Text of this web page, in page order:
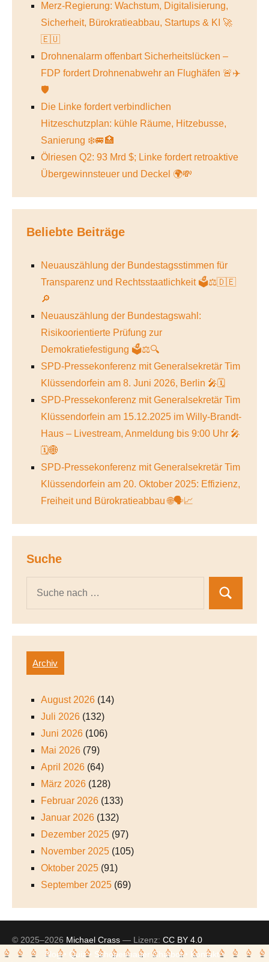
Merz-Regierung: Wachstum, Digitalisierung,
Sicherheit, Bürokratieabbau, Startups & KI 🚀
🇪🇺
Drohnenalarm offenbart Sicherheitslücken –
FDP fordert Drohnenabwehr an Flughäfen 🚨✈️
🛡️
Die Linke fordert verbindlichen
Hitzeschutzplan: kühle Räume, Hitzebusse,
Sanierung ❄️🚐🏥
Ölriesen Q2: 93 Mrd $; Linke fordert retroaktive
Übergewinnsteuer und Deckel 🌍💸
Beliebte Beiträge
Neuauszählung der Bundestagsstimmen für
Transparenz und Rechtsstaatlichkeit 🗳️⚖️🇩🇪
🔎
Neuauszählung der Bundestagswahl:
Risikoorientierte Prüfung zur
Demokratiefestigung 🗳️⚖️🔍
SPD-Pressekonferenz mit Generalsekretär Tim
Klüssendorfein am 8. Juni 2026, Berlin 🎤🗓️
SPD-Pressekonferenz mit Generalsekretär Tim
Klüssendorfein am 15.12.2025 im Willy-Brandt-
Haus – Livestream, Anmeldung bis 9:00 Uhr 🎤
🗓️🌐
SPD-Pressekonferenz mit Generalsekretär Tim
Klüssendorfein am 20. Oktober 2025: Effizienz,
Freiheit und Bürokratieabbau 🌐🗣️📈
Suche
Archiv
August 2026 (14)
Juli 2026 (132)
Juni 2026 (106)
Mai 2026 (79)
April 2026 (64)
März 2026 (128)
Februar 2026 (133)
Januar 2026 (132)
Dezember 2025 (97)
November 2025 (105)
Oktober 2025 (91)
September 2025 (69)
© 2025–2026 Michael Crass — Lizenz: CC BY 4.0
Blog• Quiz• Schopenhauer Chatbot• Kontakt•